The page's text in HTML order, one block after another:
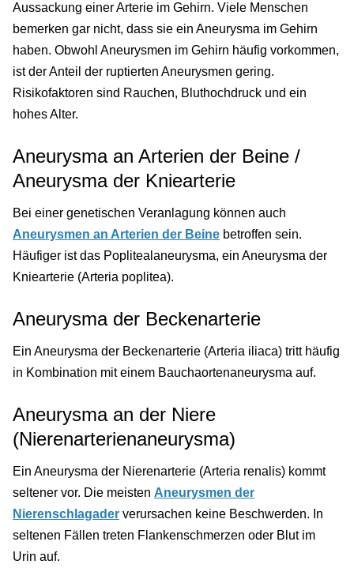
Aussackung einer Arterie im Gehirn. Viele Menschen
bemerken gar nicht, dass sie ein Aneurysma im Gehirn
haben. Obwohl Aneurysmen im Gehirn häufig vorkommen,
ist der Anteil der ruptierten Aneurysmen gering.
Risikofaktoren sind Rauchen, Bluthochdruck und ein
hohes Alter.
Aneurysma an Arterien der Beine /
Aneurysma der Kniearterie
Bei einer genetischen Veranlagung können auch
Aneurysmen an Arterien der Beine betroffen sein.
Häufiger ist das Poplitealaneurysma, ein Aneurysma der
Kniearterie (Arteria poplitea).
Aneurysma der Beckenarterie
Ein Aneurysma der Beckenarterie (Arteria iliaca) tritt häufig
in Kombination mit einem Bauchaortenaneurysma auf.
Aneurysma an der Niere
(Nierenarterienaneurysma)
Ein Aneurysma der Nierenarterie (Arteria renalis) kommt
seltener vor. Die meisten Aneurysmen der
Nierenschlagader verursachen keine Beschwerden. In
seltenen Fällen treten Flankenschmerzen oder Blut im
Urin auf.